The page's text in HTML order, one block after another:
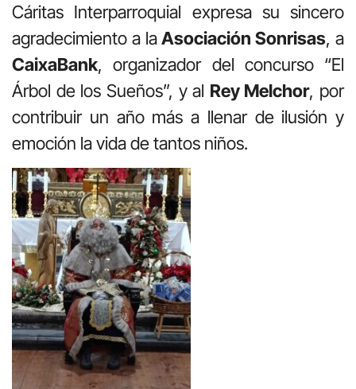
Cáritas Interparroquial expresa su sincero
agradecimiento a laAsociación Sonrisas, a
CaixaBank, organizador del concurso “El
Árbol de los Sueños”, y al Rey Melchor, por
contribuir un año más a llenar de ilusión y
emoción la vida de tantos niños.